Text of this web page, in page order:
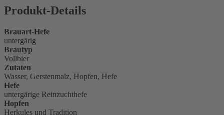
Produkt-Details
Brauart-Hefe
untergärig
Brautyp
Vollbier
Zutaten
Wasser, Gerstenmalz, Hopfen, Hefe
Hefe
untergärige Reinzuchthefe
Hopfen
Herkules und Tradition